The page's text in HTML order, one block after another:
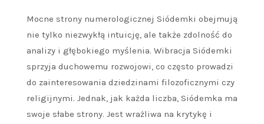
Mocne strony numerologicznej Siódemki obejmują
nie tylko niezwykłą intuicję, ale także zdolność do
analizy i głębokiego myślenia. Wibracja Siódemki
sprzyja duchowemu rozwojowi, co często prowadzi
do zainteresowania dziedzinami filozoficznymi czy
religijnymi. Jednak, jak każda liczba, Siódemka ma
swoje słabe strony. Jest wrażliwa na krytykę i